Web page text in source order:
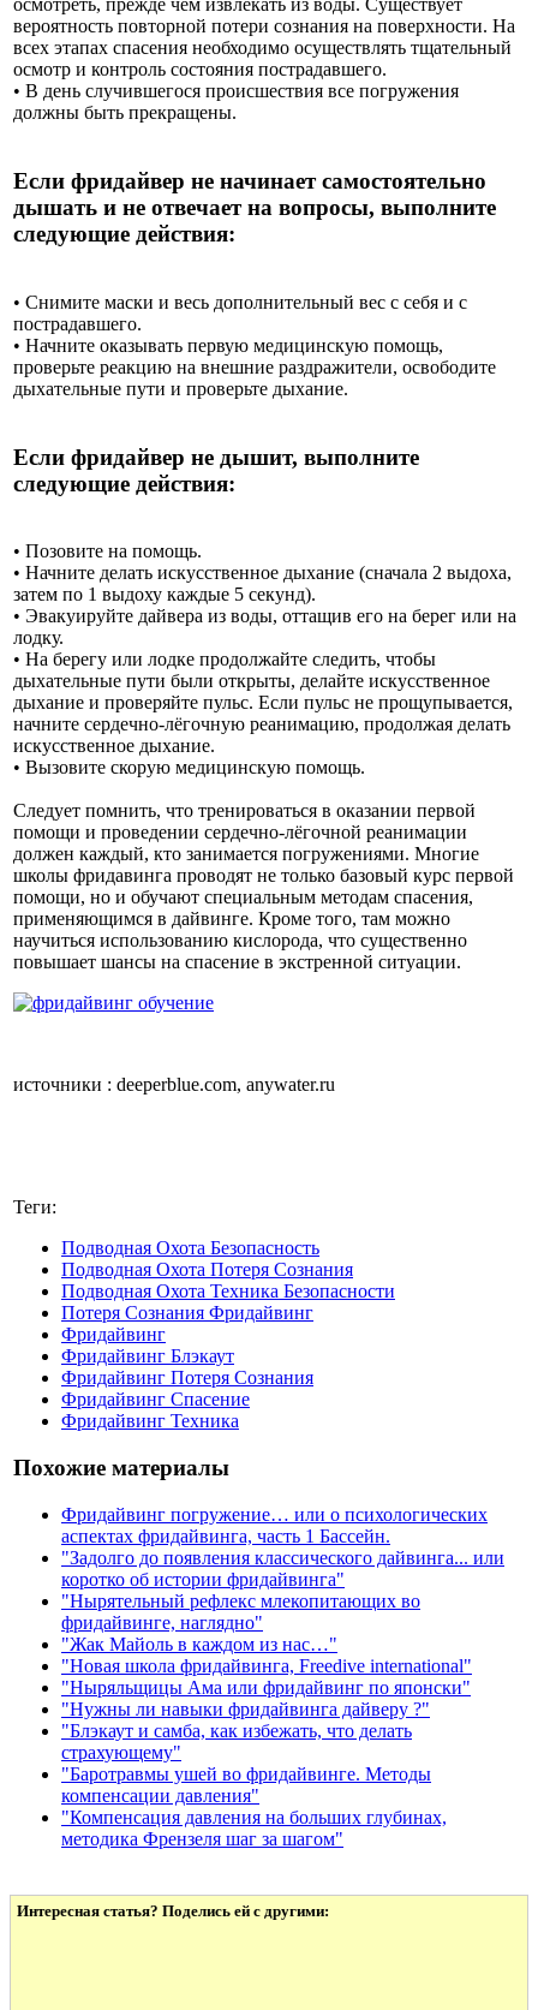
осмотреть, прежде чем извлекать из воды. Существует
вероятность повторной потери сознания на поверхности. На
всех этапах спасения необходимо осуществлять тщательный
осмотр и контроль состояния пострадавшего.
• В день случившегося происшествия все погружения
должны быть прекращены.
Если фридайвер не начинает самостоятельно
дышать и не отвечает на вопросы, выполните
следующие действия:
• Снимите маски и весь дополнительный вес с себя и с
пострадавшего.
• Начните оказывать первую медицинскую помощь,
проверьте реакцию на внешние раздражители, освободите
дыхательные пути и проверьте дыхание.
Если фридайвер не дышит, выполните
следующие действия:
• Позовите на помощь.
• Начните делать искусственное дыхание (сначала 2 выдоха,
затем по 1 выдоху каждые 5 секунд).
• Эвакуируйте дайвера из воды, оттащив его на берег или на
лодку.
• На берегу или лодке продолжайте следить, чтобы
дыхательные пути были открыты, делайте искусственное
дыхание и проверяйте пульс. Если пульс не прощупывается,
начните сердечно-лёгочную реанимацию, продолжая делать
искусственное дыхание.
• Вызовите скорую медицинскую помощь.
Следует помнить, что тренироваться в оказании первой
помощи и проведении сердечно-лёгочной реанимации
должен каждый, кто занимается погружениями. Многие
школы фридавинга проводят не только базовый курс первой
помощи, но и обучают специальным методам спасения,
применяющимся в дайвинге. Кроме того, там можно
научиться использованию кислорода, что существенно
повышает шансы на спасение в экстренной ситуации.
источники : deeperblue.com, anywater.ru
Теги:
Подводная Охота Безопасность
Подводная Охота Потеря Сознания
Подводная Охота Техника Безопасности
Потеря Сознания Фридайвинг
Фридайвинг
Фридайвинг Блэкаут
Фридайвинг Потеря Сознания
Фридайвинг Спасение
Фридайвинг Техника
Похожие материалы
Фридайвинг погружение… или о психологических
аспектах фридайвинга, часть 1 Бассейн.
"Задолго до появления классического дайвинга... или
коротко об истории фридайвинга"
"Нырятельный рефлекс млекопитающих во
фридайвинге, наглядно"
"Жак Майоль в каждом из нас…"
"Новая школа фридайвинга, Freedive international"
"Ныряльщицы Ама или фридайвинг по японски"
"Нужны ли навыки фридайвинга дайверу ?"
"Блэкаут и самба, как избежать, что делать
страхующему"
"Баротравмы ушей во фридайвинге. Методы
компенсации давления"
"Компенсация давления на больших глубинах,
методика Френзеля шаг за шагом"
Интересная статья? Поделись ей с другими: